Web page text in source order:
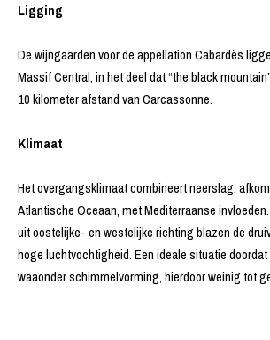
Ligging
De wijngaarden voor de appellation Cabardès
Massif Central, in het deel dat “the black
10 kilometer afstand van Carcassonne.
Klimaat
Het overgangsklimaat combineert neerslag,
Atlantische Oceaan, met Mediterraanse
uit oostelijke- en westelijke richting blazen de
hoge luchtvochtigheid. Een ideale situatie
waaonder schimmelvorming, hierdoor weinig tot